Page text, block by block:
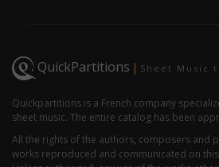
QuickPartitions | Sheet Music
Quickpartitions is a French company
sheet music. The entire catalog has been
All the rights of the authors, composers and
works reproduced and communicated on